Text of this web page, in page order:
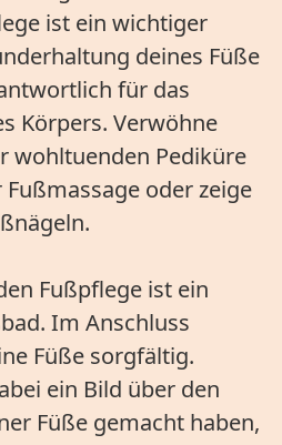
ist ein wichtiger
deines Füße
für das
Körpers. Verwöhne
wohltuenden Pediküre
oder zeige
Fußpflege ist ein
Im Anschluss
Füße sorgfältig.
ein Bild über den
Füße gemacht haben,